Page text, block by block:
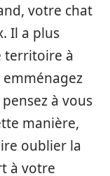
votre chat
Il a plus
territoire à
emménagez
à vous
manière,
oublier la
à votre